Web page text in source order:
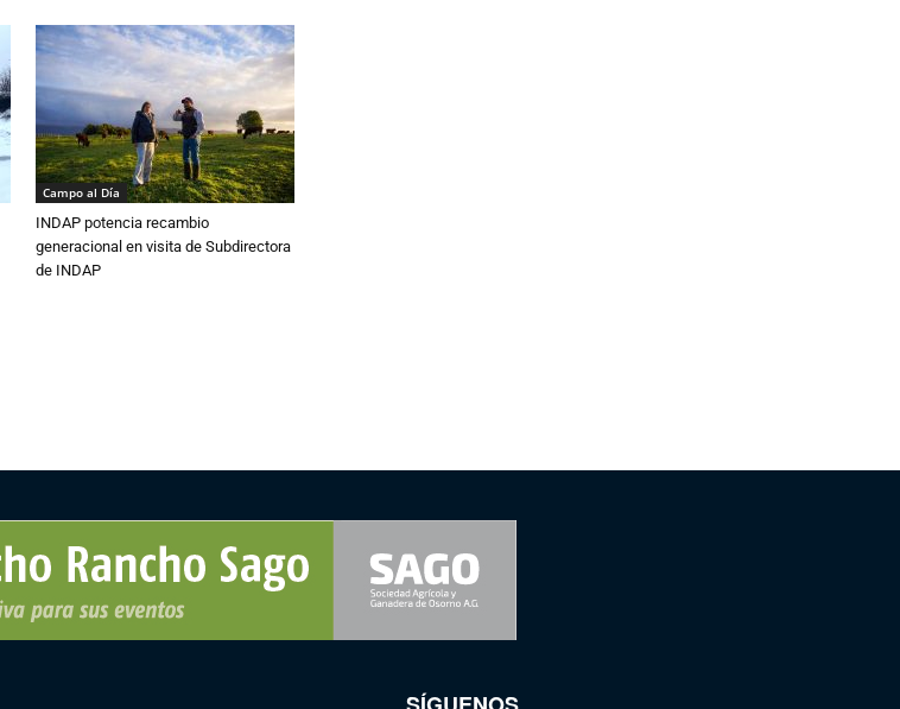
Campo al Día
INDAP potencia recambio
generacional en visita de Subdirectora
de INDAP